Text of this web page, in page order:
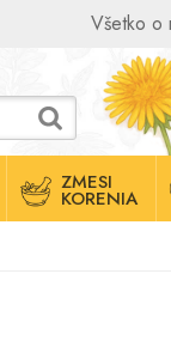
Všetko o
ZMESI
KORENIA